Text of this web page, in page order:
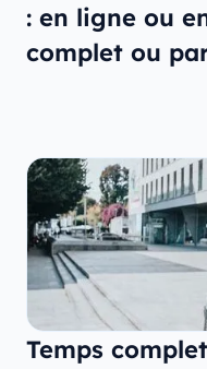
: en ligne ou
complet ou
Temps